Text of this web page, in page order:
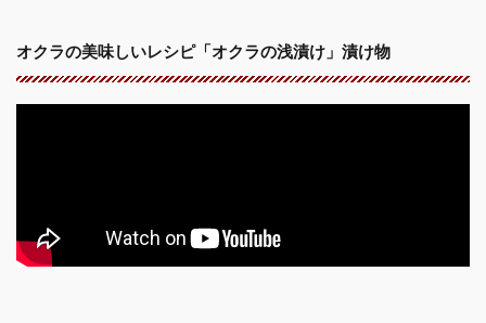
オクラの美味しいレシピ「オクラの浅漬け」漬け物